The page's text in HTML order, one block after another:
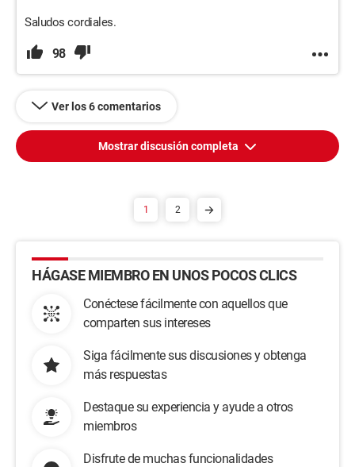
Saludos cordiales.
98
Ver los 6 comentarios
Mostrar discusión completa
1 2
HÁGASE MIEMBRO EN UNOS POCOS CLICS
Conéctese fácilmente con aquellos que
comparten sus intereses
Siga fácilmente sus discusiones y obtenga
más respuestas
Destaque su experiencia y ayude a otros
miembros
Disfrute de muchas funcionalidades